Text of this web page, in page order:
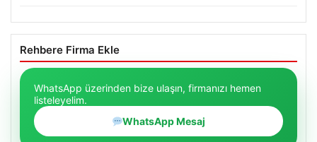
Rehbere Firma Ekle
WhatsApp üzerinden bize ulaşın, firmanızı hemen
listeleyelim.
WhatsApp Mesaj